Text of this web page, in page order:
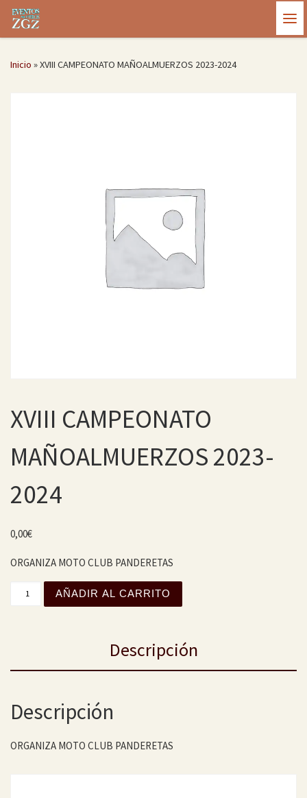
Saltar al contenido
Inicio »XVIII CAMPEONATO MAÑOALMUERZOS 2023-2024
XVIII CAMPEONATO
MAÑOALMUERZOS 2023-
2024
0,00€
ORGANIZA MOTO CLUB PANDERETAS
XVIII CAMPEONATO MAÑOALMUERZOS 2023-2024
AÑADIR AL CARRITO
Descripción
Descripción
ORGANIZA MOTO CLUB PANDERETAS